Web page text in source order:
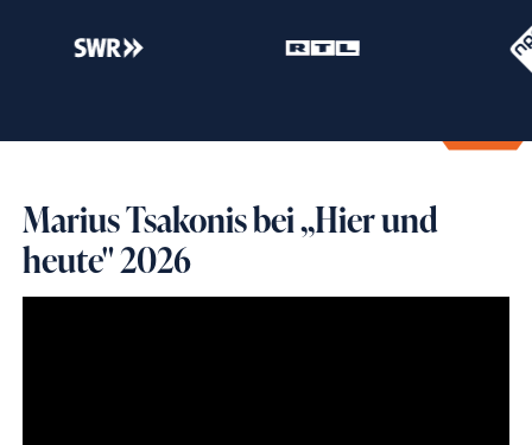
Marius Tsakonis bei ,,Hier und
heute" 2026